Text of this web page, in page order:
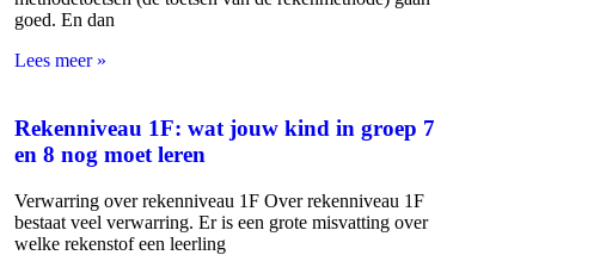
goed. En dan
Lees meer »
Rekenniveau 1F: wat jouw kind in groep 7
en 8 nog moet leren
Verwarring over rekenniveau 1F Over rekenniveau 1F
bestaat veel verwarring. Er is een grote misvatting over
welke rekenstof een leerling